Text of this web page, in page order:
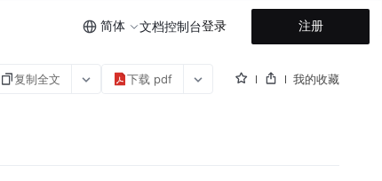
简体 文档控制台登录 注册
复制全文 下载 pdf 我的收藏